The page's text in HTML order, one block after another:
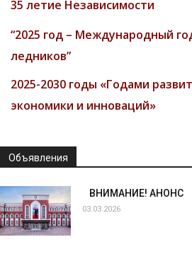
35 летие Независимости
“2025 год – Международный
ледников”
2025-2030 годы «Годами
экономики и инноваций»
Объявления
ВНИМАНИЕ! АНОНС
03.03.2026